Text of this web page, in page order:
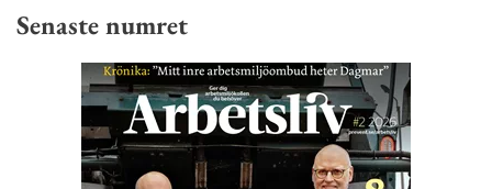
Senaste numret